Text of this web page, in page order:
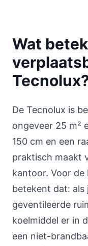
Wat
De Tecnolux is
ongeveer 25 m²
150 cm en een
praktisch maakt
kantoor. Voor de
betekent dat: als
geventileerde
koelmiddel er in
een niet-